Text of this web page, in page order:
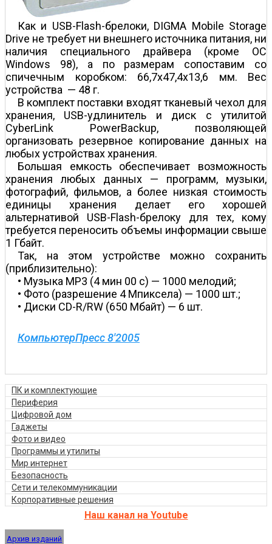
Как и USB-Flash-брелоки, DIGMA Mobile Storage
Drive не требует ни внешнего источника питания, ни
наличия специального драйвера (кроме ОС
Windows 98), а по размерам сопоставим со
спичечным коробком: 66,7x47,4x13,6 мм. Вес
устройства — 48 г.
В комплект поставки входят тканевый чехол для
хранения, USB-удлинитель и диск с утилитой
CyberLink PowerBackup, позволяющей
организовать резервное копирование данных на
любых устройствах хранения.
Большая емкость обеспечивает возможность
хранения любых данных — программ, музыки,
фотографий, фильмов, а более низкая стоимость
единицы хранения делает его хорошей
альтернативой USB-Flash-брелоку для тех, кому
требуется переносить объемы информации свыше
1 Гбайт.
Так, на этом устройстве можно сохранить
(приблизительно):
• Музыка МР3 (4 мин 00 с) — 1000 мелодий;
• Фото (разрешение 4 Мпиксела) — 1000 шт.;
• Диски CD-R/RW (650 Мбайт) — 6 шт.
КомпьютерПресс 8'2005
ПК и комплектующие
Периферия
Цифровой дом
Гаджеты
Фото и видео
Программы и утилиты
Мир интернет
Безопасность
Сети и телекоммуникации
Корпоративные решения
Наш канал на Youtube
Архив изданий